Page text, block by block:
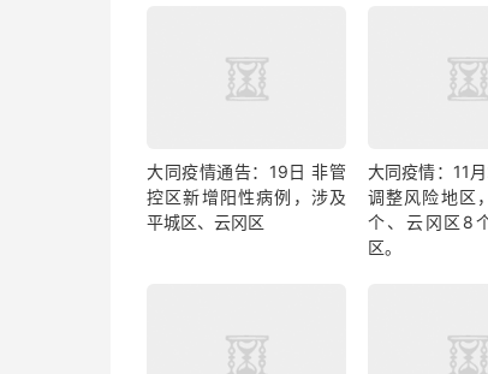
大同疫情通告：19日 非管
控区新增阳性病例，涉及
平城区、云冈区
大同疫情：11
调整风险地区
个、云冈区8
区。